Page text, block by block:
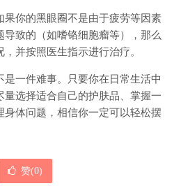
果你的黑眼圈不是由于疲劳等因素
导致的（如嗜铬细胞瘤等），那么
并按照医生指示进行治疗。
一件难事。只要你在日常生活中
选择适合自己的护肤品、掌握一
身体问题，相信你一定可以轻松摆
赞(0)